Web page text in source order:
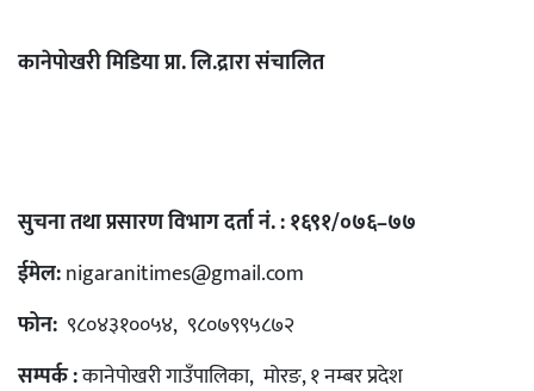
कानेपोखरी मिडिया प्रा. लि.द्रारा संचालित
सुचना तथा प्रसारण विभाग दर्ता नं. : १६९१/०७६–७७
ईमेल:nigaranitimes@gmail.com
फोन: ९८०४३१००५४, ९८०७९९५८७२
सम्पर्क :कानेपोखरी गाउँपालिका, मोरङ, १ नम्बर प्रदेश